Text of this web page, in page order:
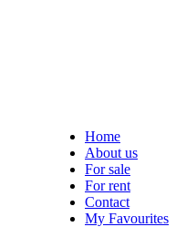
Home
About us
For sale
For rent
Contact
My Favourites